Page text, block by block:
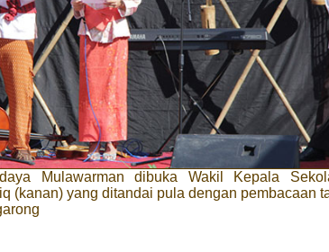
Mulawarman dibuka Wakil Kepala
(kanan) yang ditandai pula dengan pembacaan